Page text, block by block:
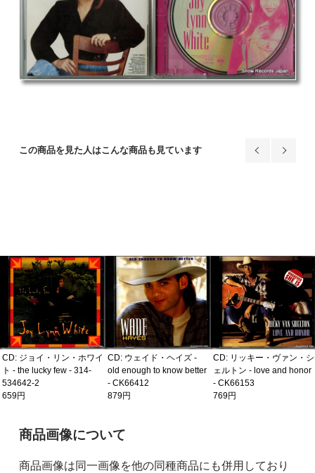
この商品を見た人はこんな商品も見ています
CD: ジョイ・リン・ホワイ
ト - the lucky few - 314-
534642-2
659円
CD: ウェイド・ヘイズ -
old enough to know better
- CK66412
879円
CD: リッキー・ヴァン・シ
ェルトン - love and honor
- CK66153
769円
ご購入前の注意事項
商品画像について
商品画像は同一画像を他の同種商品にも併用しており